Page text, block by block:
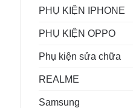
PHỤ KIỆN IPHONE
PHỤ KIỆN OPPO
Phụ kiện sửa chữa
REALME
Samsung